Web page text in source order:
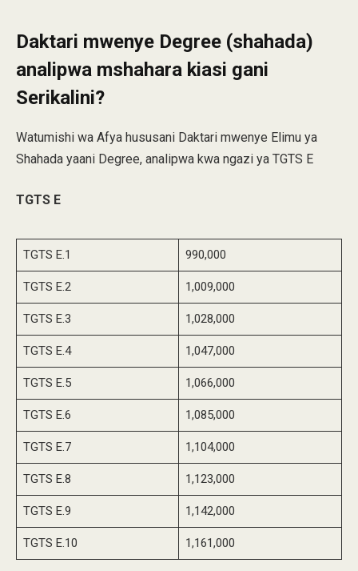
Daktari mwenye Degree (shahada)
analipwa mshahara kiasi gani
Serikalini?
Watumishi wa Afya hususani Daktari mwenye Elimu ya
Shahada yaani Degree, analipwa kwa ngazi ya TGTS E
TGTS E
TGTS E.1 990,000
TGTS E.2 1,009,000
TGTS E.3 1,028,000
TGTS E.4 1,047,000
TGTS E.5 1,066,000
TGTS E.6 1,085,000
TGTS E.7 1,104,000
TGTS E.8 1,123,000
TGTS E.9 1,142,000
TGTS E.10 1,161,000